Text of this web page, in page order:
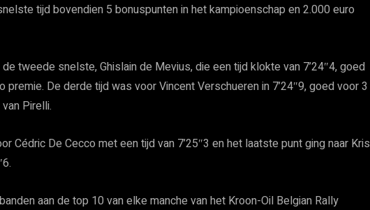
tijd bovendien 5 bonuspunten in het kampioenschap en 2.000 euro
tweede snelste, Ghislain de Mevius, die een tijd klokte van 7’24″4, goed
De derde tijd was voor Vincent Verschueren in 7’24″9, goed voor 3
Pirelli.
Cédric De Cecco met een tijd van 7’25″3 en het laatste punt ging naar Kris
aan de top 10 van elke manche van het Kroon-Oil Belgian Rally